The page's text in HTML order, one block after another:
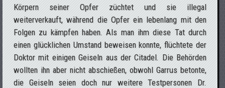
Körpern seiner Opfer züchtet und sie illegal
weiterverkauft, während die Opfer ein lebenlang mit den
Folgen zu kämpfen haben. Als man ihm diese Tat durch
einen glücklichen Umstand beweisen konnte, flüchtete der
Doktor mit einigen Geiseln aus der Citadel. Die Behörden
wollten ihn aber nicht abschießen, obwohl Garrus betonte,
die Geiseln seien doch nur weitere Testpersonen Dr.